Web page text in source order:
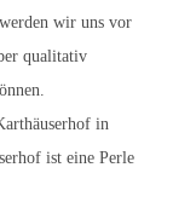
wir uns vor
qualitativ
in
ist eine Perle